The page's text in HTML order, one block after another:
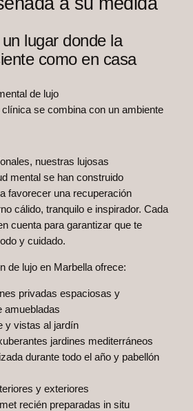
lugar donde la
como en casa
se combina con un ambiente
nuestras lujosas
mental se han construido
favorecer una recuperación
cálido, tranquilo e inspirador. Cada
cuenta para garantizar que te
y cuidado.
de lujo en Marbella ofrece:
privadas espaciosas y
amuebladas
y vistas al jardín
jardines mediterráneos
durante todo el año y pabellón
y exteriores
recién preparadas in situ